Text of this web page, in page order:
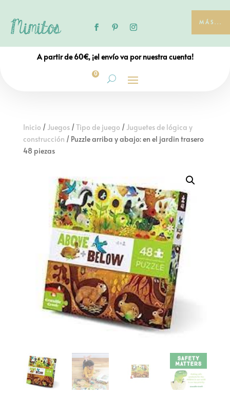
MÁS...
A partir de 60€, ¡el envío va por nuestra cuenta!
0
Inicio / Juegos/Tipo de juego / Juguetes de lógica y
construcción / Puzzle arriba y abajo: en el jardin trasero
48 piezas